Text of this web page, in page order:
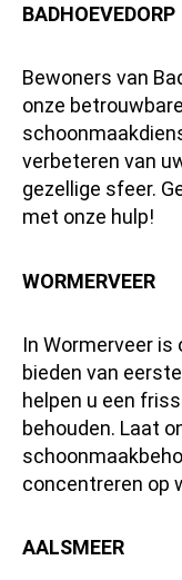
BADHOEVEDORP
Bewoners van
onze
verbeteren van
gezellige sfeer.
met onze hulp!
WORMERVEER
In Wormerveer
bieden van
helpen u een
behouden. Laat
concentreren op
AALSMEER